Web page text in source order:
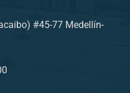
#45-77 Medellín-